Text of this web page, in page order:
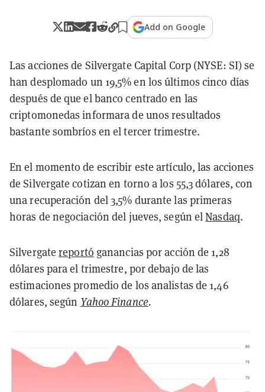
Add on Google
Las acciones de Silvergate Capital Corp (NYSE: SI) se
han desplomado un 19,5% en los últimos cinco días
después de que el banco centrado en las
criptomonedas informara de unos resultados
bastante sombríos en el tercer trimestre.
En el momento de escribir este artículo, las acciones
de Silvergate cotizan en torno a los 55,3 dólares, con
una recuperación del 3,5% durante las primeras
horas de negociación del jueves, según elNasdaq.
Silvergatereportó ganancias por acción de 1,28
dólares para el trimestre, por debajo de las
estimaciones promedio de los analistas de 1,46
dólares, según Yahoo Finance.